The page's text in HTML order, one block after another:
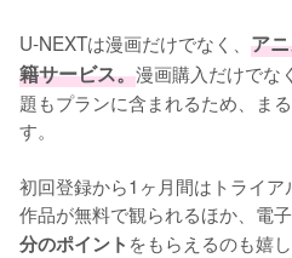
U-NEXTは漫画だけでなく、 ア
籍サービス。漫画購入だけでな
題もプランに含まれるため、ま
す。
初回登録から1ヶ月間はトライ
作品が無料で観られるほか、電
分のポイント をもらえるのも嬉し